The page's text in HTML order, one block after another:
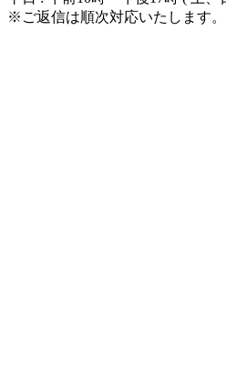
※ご返信は順次対応いたします。